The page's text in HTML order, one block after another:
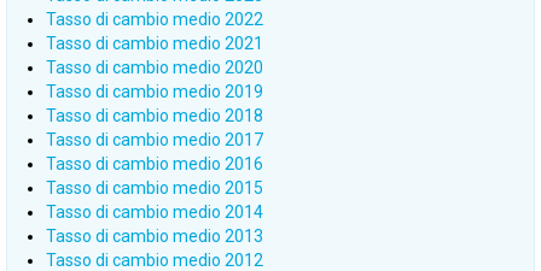
Tasso di cambio medio 2022
Tasso di cambio medio 2021
Tasso di cambio medio 2020
Tasso di cambio medio 2019
Tasso di cambio medio 2018
Tasso di cambio medio 2017
Tasso di cambio medio 2016
Tasso di cambio medio 2015
Tasso di cambio medio 2014
Tasso di cambio medio 2013
Tasso di cambio medio 2012